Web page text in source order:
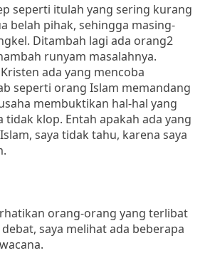
seperti itulah yang sering kurang
belah pihak, sehingga masing-
Ditambah lagi ada orang2
runyam masalahnya.
ada yang mencoba
seperti orang Islam memandang
membuktikan hal-hal yang
tidak klop. Entah apakah ada yang
saya tidak tahu, karena saya
orang-orang yang terlibat
saya melihat ada beberapa